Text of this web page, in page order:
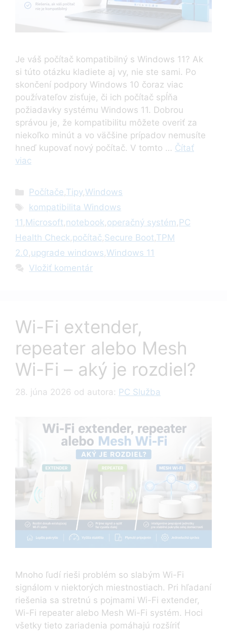
Je váš počítač kompatibilný s Windows 11? Ak
si túto otázku kladiete aj vy, nie ste sami. Po
skončení podpory Windows 10 čoraz viac
používateľov zisťuje, či ich počítač spĺňa
požiadavky systému Windows 11. Dobrou
správou je, že kompatibilitu môžete overiť za
niekoľko minút a vo väčšine prípadov nemusíte
hneď kupovať nový počítač. V tomto … Čítať
viac
Kategórie
Počítače,Tipy,Windows
Značky
kompatibilita Windows
11 , Microsoft,notebook,operačný systém , PC
Health Check,počítač,Secure Boot,TPM
2.0,upgrade windows,Windows 11
Vložiť komentár
Wi-Fi extender,
repeater alebo Mesh
Wi-Fi – aký je rozdiel?
28. júna 2026 od autora: PC Služba
Mnoho ľudí rieši problém so slabým Wi-Fi
signálom v niektorých miestnostiach. Pri hľadaní
riešenia sa stretnú s pojmami Wi-Fi extender,
Wi-Fi repeater alebo Mesh Wi-Fi systém. Hoci
všetky tieto zariadenia pomáhajú rozšíriť